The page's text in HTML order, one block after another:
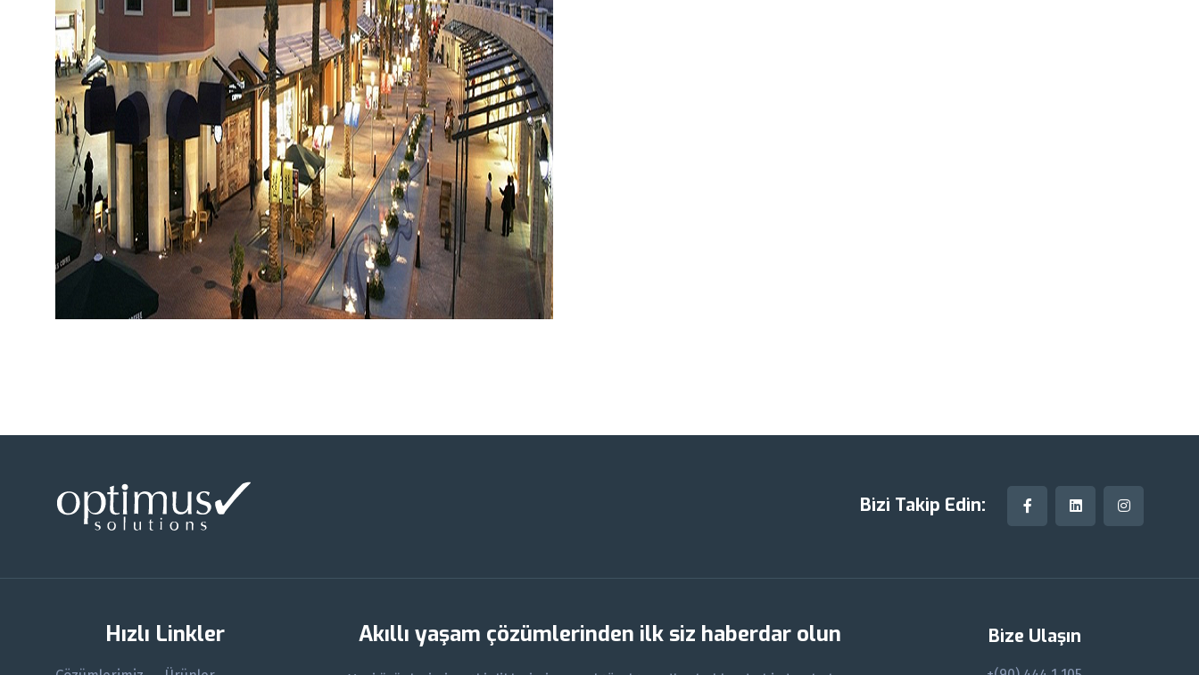
Bizi Takip Edin:
Hızlı Linkler Akıllı yaşam çözümlerinden ilk siz haberdar olun Bize Ulaşın